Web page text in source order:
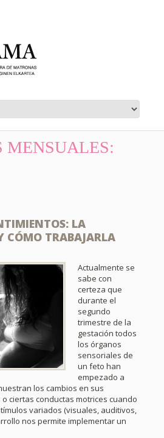
MENSUALES:
LA
CÓMO TRABAJARLA
Actualmente se
sabe con
certeza que
durante el
segundo
trimestre de la
gestación todos
los órganos
sensoriales de
un feto han
empezado a
los cambios en sus
ciertas conductas motrices cuando
variados (visuales, auditivos,
nos permite implementar un